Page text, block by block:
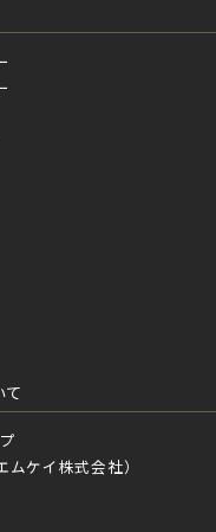
て
ケイ株式会社）